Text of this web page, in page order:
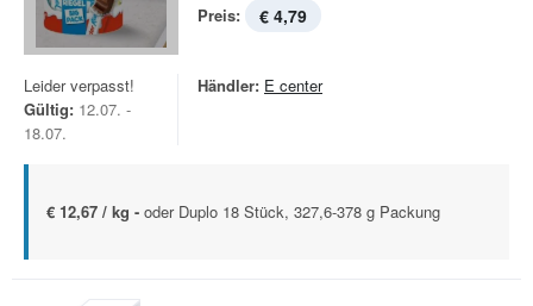
Preis: € 4,79
Leider verpasst!
Gültig: 12.07. -
18.07.
Händler: E center
€ 12,67 / kg - oder Duplo 18 Stück, 327,6-378 g Packung